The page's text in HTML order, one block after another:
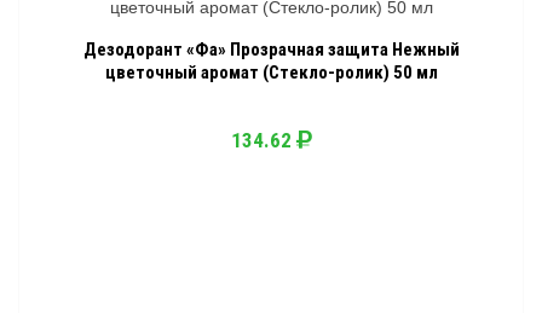
Дезодорант «Фа» Прозрачная защита Нежный
цветочный аромат (Стекло-ролик) 50 мл
134.62